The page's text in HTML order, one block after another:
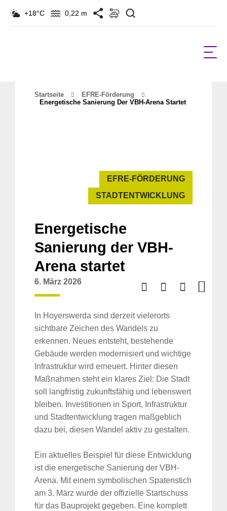
+18°C 0,22 m
Startseite
EFRE-Förderung
Energetische Sanierung Der VBH-Arena Startet
EFRE-FÖRDERUNG
STADTENTWICKLUNG
Energetische
Sanierung der VBH-
Arena startet
6. März 2026
In Hoyerswerda sind derzeit vielerorts
sichtbare Zeichen des Wandels zu
erkennen. Neues entsteht, bestehende
Gebäude werden modernisiert und wichtige
Infrastruktur wird erneuert. Hinter diesen
Maßnahmen steht ein klares Ziel: Die Stadt
soll langfristig zukunftsfähig und lebenswert
bleiben. Investitionen in Sport, Infrastruktur
und Stadtentwicklung tragen maßgeblich
dazu bei, diesen Wandel aktiv zu gestalten.
Ein aktuelles Beispiel für diese Entwicklung
ist die energetische Sanierung der VBH-
Arena. Mit einem symbolischen Spatenstich
am 3. März wurde der offizielle Startschuss
für das Bauprojekt gegeben. Eine komplett